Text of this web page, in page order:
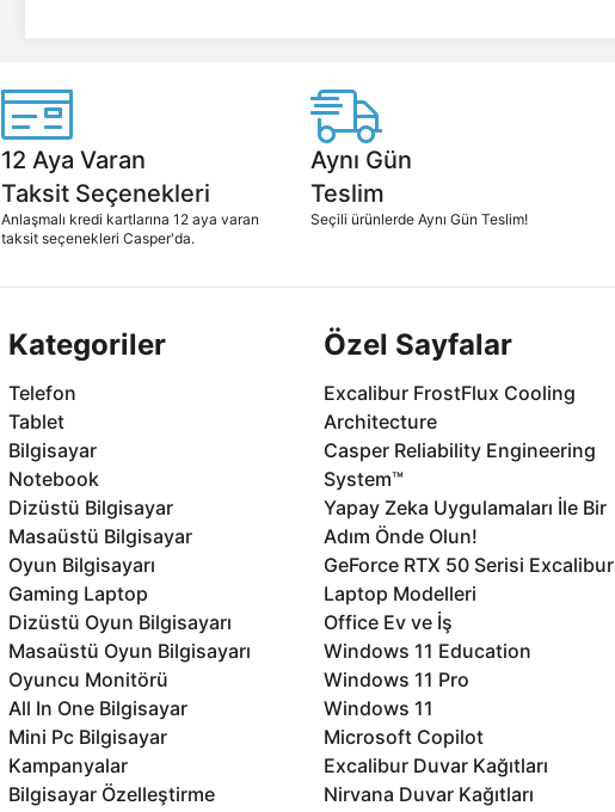
12 Aya Varan
Taksit Seçenekleri
Anlaşmalı kredi kartlarına 12 aya varan
taksit seçenekleri Casper'da.
Aynı Gün
Teslim
Seçili ürünlerde Aynı Gün Teslim!
Kategoriler
Telefon
Tablet
Bilgisayar
Notebook
Dizüstü Bilgisayar
Masaüstü Bilgisayar
Oyun Bilgisayarı
Gaming Laptop
Dizüstü Oyun Bilgisayarı
Masaüstü Oyun Bilgisayarı
Oyuncu Monitörü
All In One Bilgisayar
Mini Pc Bilgisayar
Kampanyalar
Bilgisayar Özelleştirme
Özel Sayfalar
Excalibur FrostFlux Cooling
Architecture
Casper Reliability Engineering
System™
Yapay Zeka Uygulamaları İle Bir
Adım Önde Olun!
GeForce RTX 50 Serisi Excalibur
Laptop Modelleri
Office Ev ve İş
Windows 11 Education
Windows 11 Pro
Windows 11
Microsoft Copilot
Excalibur Duvar Kağıtları
Nirvana Duvar Kağıtları